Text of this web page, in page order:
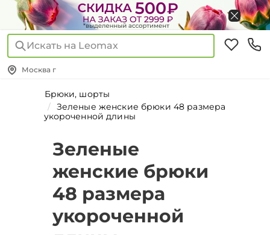
Искать на Leomax
Москва г
Брюки, шорты
Зеленые женские брюки 48 размера
укороченной длины
Зеленые
женские брюки
48 размера
укороченной